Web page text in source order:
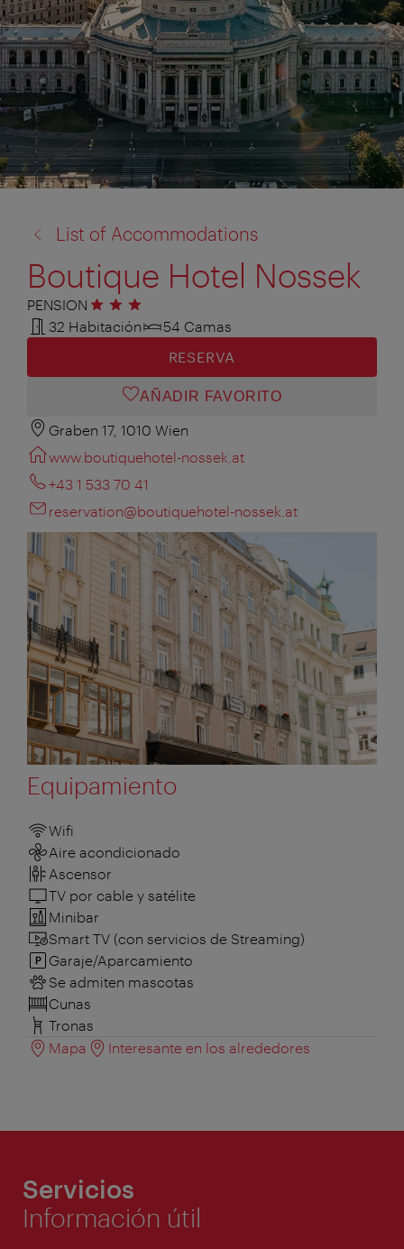
a:
List of Accommodations
Boutique Hotel Nossek
PENSION 3 estrellas
32 Habitación
54 Camas
RESERVA
AÑADIR FAVORITO
Graben 17, 1010 Wien
www.boutiquehotel-nossek.at
+43 1 533 70 41
reservation@boutiquehotel-nossek.at
Equipamiento
Wifi
Aire acondicionado
Ascensor
TV por cable y satélite
Minibar
Smart TV (con servicios de Streaming)
Garaje/Aparcamiento
Se admiten mascotas
Cunas
Tronas
Mapa
Interesante en los alrededores
Servicios
Información útil